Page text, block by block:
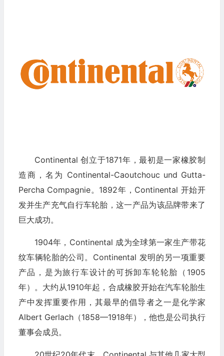
Continental 创立于1871年，最初是一家橡胶制
造商，名为 Continental-Caoutchouc und Gutta-
Percha Compagnie。1892年，Continental 开始开
发并生产充气自行车轮胎，这一产品为该品牌带来了
巨大成功。
1904年，Continental 成为全球第一家生产带花
纹车辆轮胎的公司。Continental 发明的另一项重要
产品，是为旅行车设计的可拆卸车轮轮胎（1905
年）。大约从1910年起，合成橡胶开始在汽车轮胎生
产中发挥重要作用，其最早的倡导者之一是化学家
Albert Gerlach（1858—1918年），他也是公司执行
董事会成员。